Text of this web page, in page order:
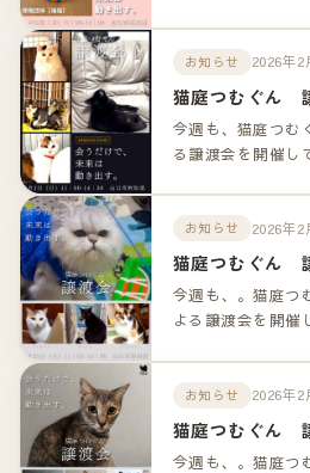
ンクよりご確認下
お知らせ 2026年2
猫庭つむぐん
今週も、猫庭つむ
る譲渡会を開催し
お知らせ 2026年2
猫庭つむぐん
今週も、。猫庭つ
よる譲渡会を開催
リンクよりご確認
お知らせ 2026年2
猫庭つむぐん
今週も、。猫庭つ